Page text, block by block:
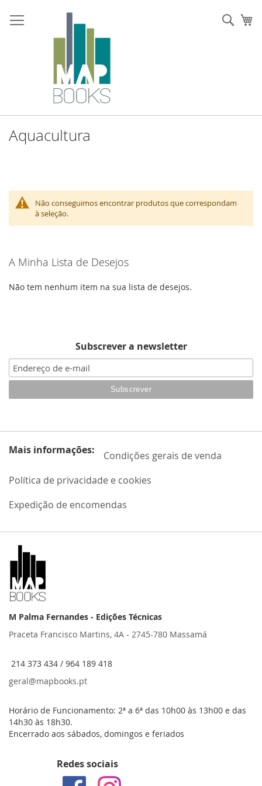
para
o
Aquacultura
Não conseguimos encontrar produtos que correspondam
à seleção.
A Minha Lista de Desejos
Não tem nenhum item na sua lista de desejos.
Subscrever a newsletter
Mais informações:
Condições gerais de venda
Política de privacidade e cookies
Expedição de encomendas
M Palma Fernandes - Edições Técnicas
Praceta Francisco Martins, 4A - 2745-780 Massamá
214 373 434 / 964 189 418
geral@mapbooks.pt
Horário de Funcionamento: 2ª a 6ª das 10h00 às 13h00 e das
14h30 às 18h30.
Encerrado aos sábados, domingos e feriados
Redes sociais